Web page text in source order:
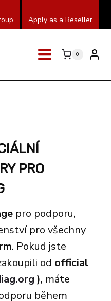
Apply as a Reseller
0
PRO
pro podporu,
pro všechny
. Pokud jste
od official
), máte
během